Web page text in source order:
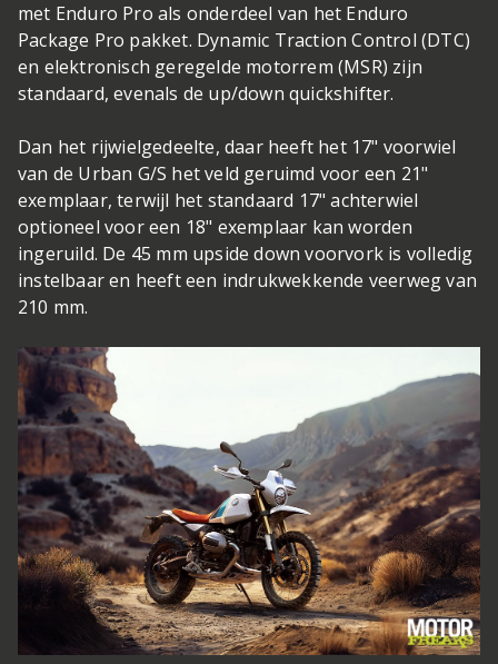
met Enduro Pro als onderdeel van het Enduro
Package Pro pakket. Dynamic Traction Control (DTC)
en elektronisch geregelde motorrem (MSR) zijn
standaard, evenals de up/down quickshifter.
Dan het rijwielgedeelte, daar heeft het 17" voorwiel
van de Urban G/S het veld geruimd voor een 21"
exemplaar, terwijl het standaard 17" achterwiel
optioneel voor een 18" exemplaar kan worden
ingeruild. De 45 mm upside down voorvork is volledig
instelbaar en heeft een indrukwekkende veerweg van
210 mm.